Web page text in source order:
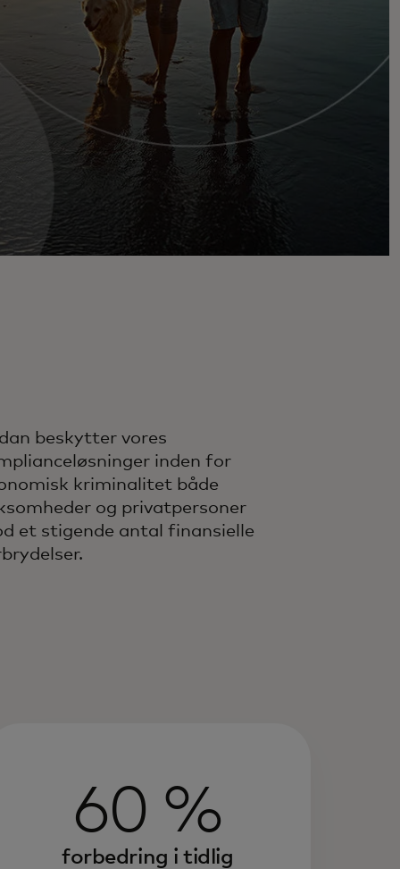
beskytter vores
inden for
kriminalitet både
og privatpersoner
et stigende antal finansielle
60 %
forbedring i tidlig